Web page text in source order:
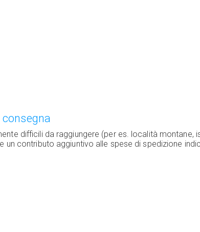
difficili da raggiungere (per es. località montane,
un contributo aggiuntivo alle spese di spedizione